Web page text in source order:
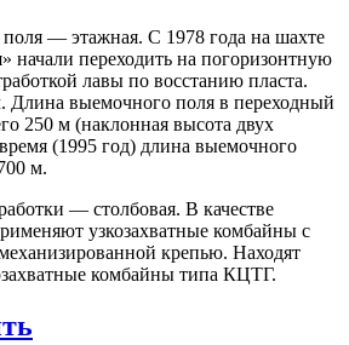
— этажная. С 1978 года на шахте
начали переходить на погоризонтную
лавы по восстанию пласта.
выемочного поля в переходный
250 м (наклонная высота двух
(1995 год) длина выемочного
м.
— столбовая. В качестве
узкозахватные комбайны с
крепью. Находят
комбайны типа КЦТГ.